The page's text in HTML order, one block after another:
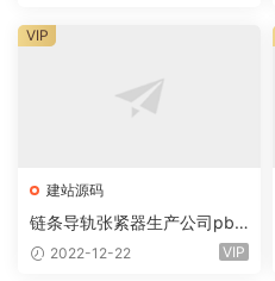
建站源码
链条导轨张紧器生产公司pbo
otcms模板(PC+WAP) 营销型
2022-12-22 VIP
VIP